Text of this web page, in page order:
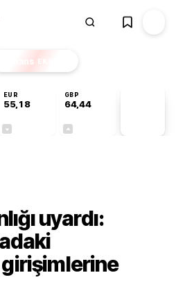
Finans EKSTRA
EUR
55,18
GBP
64,44
uyardı:
girişimlerine